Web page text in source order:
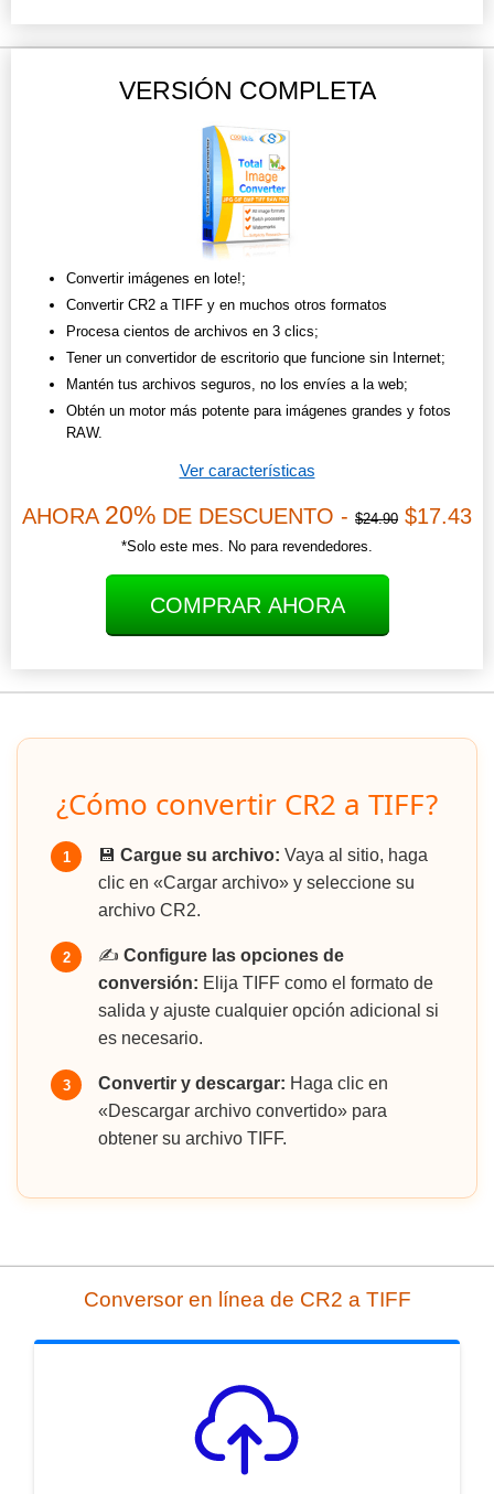
VERSIÓN COMPLETA
Convertir imágenes en lote!;
Convertir CR2 a TIFF y en muchos otros formatos
Procesa cientos de archivos en 3 clics;
Tener un convertidor de escritorio que funcione sin Internet;
Mantén tus archivos seguros, no los envíes a la web;
Obtén un motor más potente para imágenes grandes y fotos
RAW.
Ver características
AHORA 20% DE DESCUENTO - $24.90 $17.43
*Solo este mes. No para revendedores.
COMPRAR AHORA
¿Cómo convertir CR2 a TIFF?
1 💾 Cargue su archivo: Vaya al sitio, haga
clic en «Cargar archivo» y seleccione su
archivo CR2.
2 ✍️ Configure las opciones de
conversión: Elija TIFF como el formato de
salida y ajuste cualquier opción adicional si
es necesario.
3 Convertir y descargar: Haga clic en
«Descargar archivo convertido» para
obtener su archivo TIFF.
Conversor en línea de CR2 a TIFF